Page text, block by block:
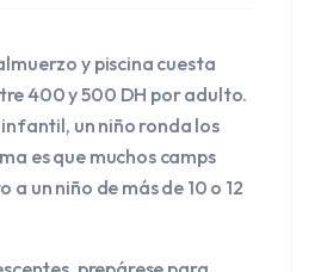
y piscina cuesta
400 y 500 DH por adulto.
un niño ronda los
es que muchos camps
un niño de más de 10 o 12